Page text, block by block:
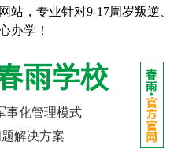
雨学校
事化管理模式
解决方案
站，专业针对9-17周岁叛
办学！